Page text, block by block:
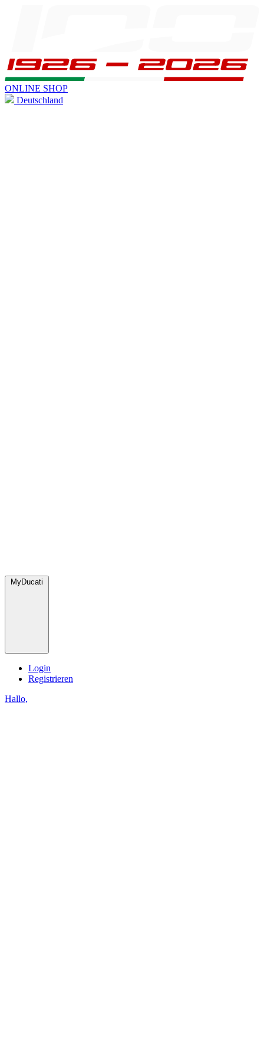
ONLINE SHOP
Deutschland
MyDucati
Login
Registrieren
Hallo,